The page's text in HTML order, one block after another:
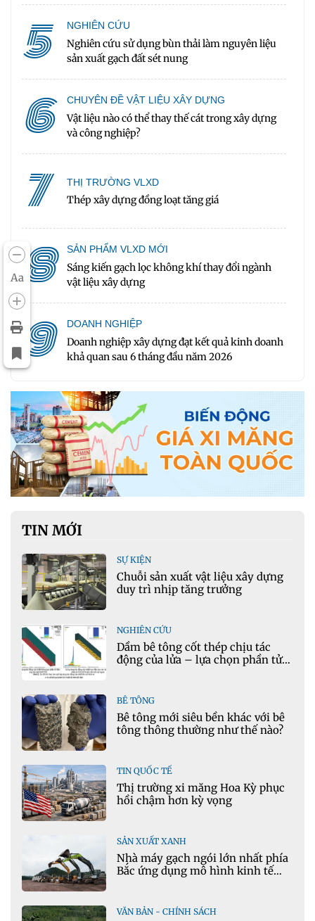
Aa
5 NGHIÊN CỨU
Nghiên cứu sử dụng bùn thải làm nguyên liệu
sản xuất gạch đất sét nung
6 CHUYÊN ĐỀ VẬT LIỆU XÂY DỰNG
Vật liệu nào có thể thay thế cát trong xây dựng
và công nghiệp?
7 THỊ TRƯỜNG VLXD
Thép xây dựng đồng loạt tăng giá
8 SẢN PHẨM VLXD MỚI
Sáng kiến gạch lọc không khí thay đổi ngành
vật liệu xây dựng
9 DOANH NGHIỆP
Doanh nghiệp xây dựng đạt kết quả kinh doanh
khả quan sau 6 tháng đầu năm 2026
TIN MỚI
SỰ KIỆN
Chuỗi sản xuất vật liệu xây dựng
duy trì nhịp tăng trưởng
NGHIÊN CỨU
Dầm bê tông cốt thép chịu tác
động của lửa – lựa chọn phần tử
BÊ TÔNG
Bê tông mới siêu bền khác với bê
tông thông thường như thế nào?
TIN QUỐC TẾ
Thị trường xi măng Hoa Kỳ phục
hồi chậm hơn kỳ vọng
SẢN XUẤT XANH
Nhà máy gạch ngói lớn nhất phía
Bắc ứng dụng mô hình kinh tế
VĂN BẢN - CHÍNH SÁCH